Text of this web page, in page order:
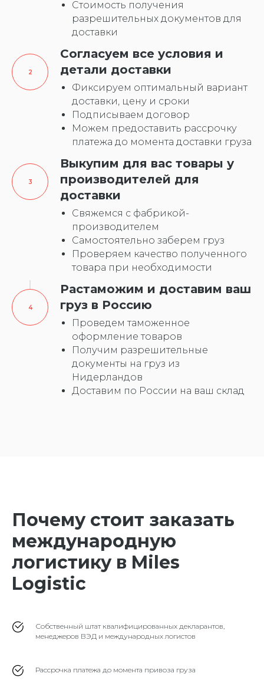
Стоимость получения
разрешительных документов для
доставки
Согласуем все условия и
детали доставки
Фиксируем оптимальный вариант
доставки, цену и сроки
Подписываем договор
Можем предоставить рассрочку
платежа до момента доставки груза
Выкупим для вас товары у
производителей для
доставки
Свяжемся с фабрикой-
производителем
Самостоятельно заберем груз
Проверяем качество полученного
товара при необходимости
Растаможим и доставим ваш
груз в Россию
Проведем таможенное
оформление товаров
Получим разрешительные
документы на груз из
Нидерландов
Доставим по России на ваш склад
Почему стоит заказать
международную
логистику в Miles
Logistic
Собственный штат квалифицированных декларантов,
менеджеров ВЭД и международных логистов
Рассрочка платежа до момента привоза груза